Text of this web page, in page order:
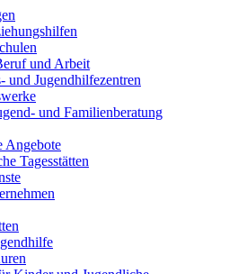
und Arbeit
und Jugendhilfezentren
und Familienberatung
Angebote
Tagesstätten